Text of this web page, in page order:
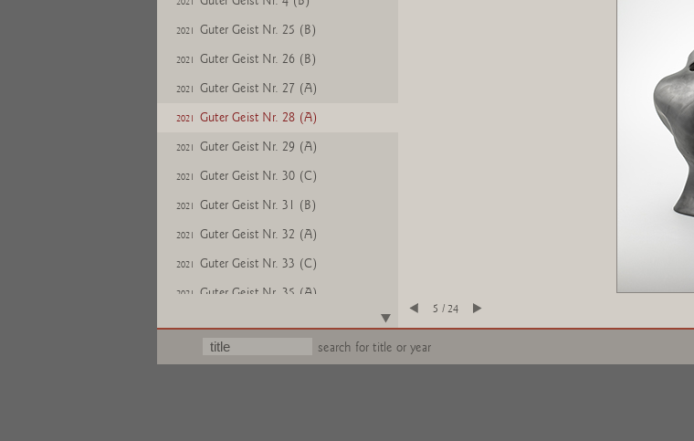
2021 Guter Geist Nr. 25 (B)
2021 Guter Geist Nr. 26 (B)
2021 Guter Geist Nr. 27 (A)
2021 Guter Geist Nr. 28 (A)
2021 Guter Geist Nr. 29 (A)
2021 Guter Geist Nr. 30 (C)
2021 Guter Geist Nr. 31 (B)
2021 Guter Geist Nr. 32 (A)
2021 Guter Geist Nr. 33 (C)
2021 Guter Geist Nr. 35 (A)
Guter Geist Nr. 37 (B)
5 / 24
search for title or year